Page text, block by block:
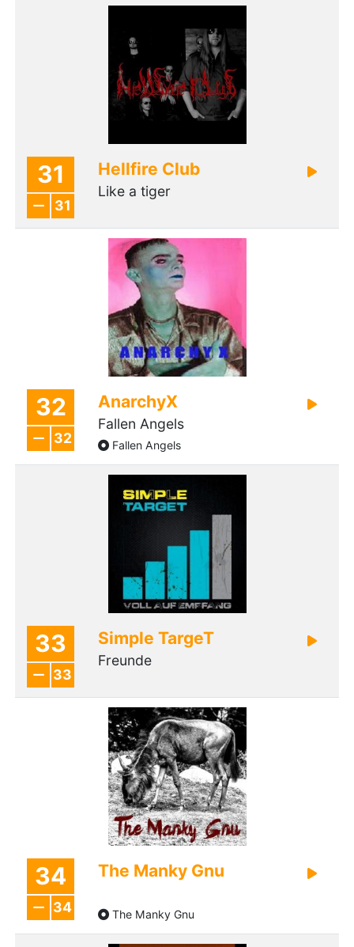
31
31
Hellfire Club
Like a tiger
32
32
AnarchyX
Fallen Angels
Fallen Angels
33
33
Simple TargeT
Freunde
34
34
The Manky Gnu
The Manky Gnu